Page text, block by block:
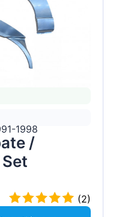
1998
/
(2)